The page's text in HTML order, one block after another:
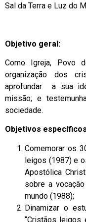
Sal da Terra e Luz do
Objetivo geral:
Como Igreja, Povo
organização dos
aprofundar a sua
missão; e
sociedade.
Objetivos
Comemorar os
leigos (1987) e
Apostólica
sobre a
mundo (1988);
Dinamizar o
“Cristãos leigos